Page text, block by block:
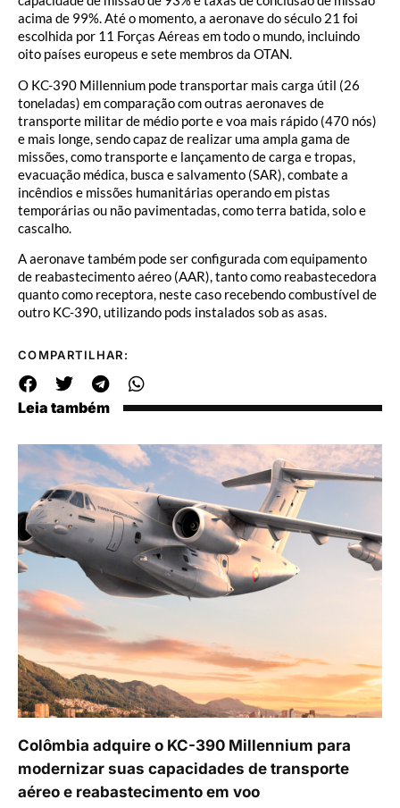
acima de 99%. Até o momento, a aeronave do século 21 foi
escolhida por 11 Forças Aéreas em todo o mundo, incluindo
oito países europeus e sete membros da OTAN.
O KC-390 Millennium pode transportar mais carga útil (26
toneladas) em comparação com outras aeronaves de
transporte militar de médio porte e voa mais rápido (470 nós)
e mais longe, sendo capaz de realizar uma ampla gama de
missões, como transporte e lançamento de carga e tropas,
evacuação médica, busca e salvamento (SAR), combate a
incêndios e missões humanitárias operando em pistas
temporárias ou não pavimentadas, como terra batida, solo e
cascalho.
A aeronave também pode ser configurada com equipamento
de reabastecimento aéreo (AAR), tanto como reabastecedora
quanto como receptora, neste caso recebendo combustível de
outro KC-390, utilizando pods instalados sob as asas.
COMPARTILHAR:
Leia também
Colômbia adquire o KC-390 Millennium para
modernizar suas capacidades de transporte
aéreo e reabastecimento em voo